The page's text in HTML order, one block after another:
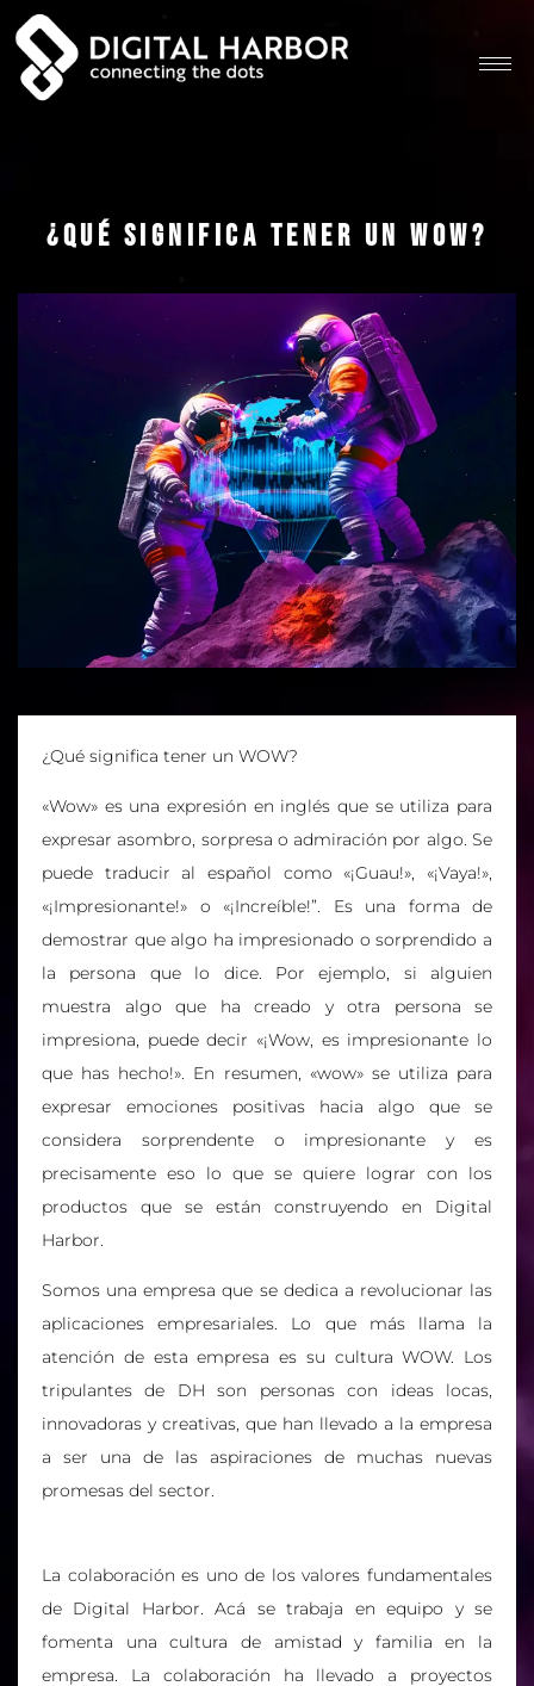
¿Qué significa tener un wow?
¿Qué significa tener un WOW?
«Wow» es una expresión en inglés que se utiliza para
expresar asombro, sorpresa o admiración por algo. Se
puede traducir al español como «¡Guau!», «¡Vaya!»,
«¡Impresionante!» o «¡Increíble!”. Es una forma de
demostrar que algo ha impresionado o sorprendido a
la persona que lo dice. Por ejemplo, si alguien
muestra algo que ha creado y otra persona se
impresiona, puede decir «¡Wow, es impresionante lo
que has hecho!». En resumen, «wow» se utiliza para
expresar emociones positivas hacia algo que se
considera sorprendente o impresionante y es
precisamente eso lo que se quiere lograr con los
productos que se están construyendo en Digital
Harbor.
Somos una empresa que se dedica a revolucionar las
aplicaciones empresariales. Lo que más llama la
atención de esta empresa es su cultura WOW. Los
tripulantes de DH son personas con ideas locas,
innovadoras y creativas, que han llevado a la empresa
a ser una de las aspiraciones de muchas nuevas
promesas del sector.
La colaboración es uno de los valores fundamentales
de Digital Harbor. Acá se trabaja en equipo y se
fomenta una cultura de amistad y familia en la
empresa. La colaboración ha llevado a proyectos